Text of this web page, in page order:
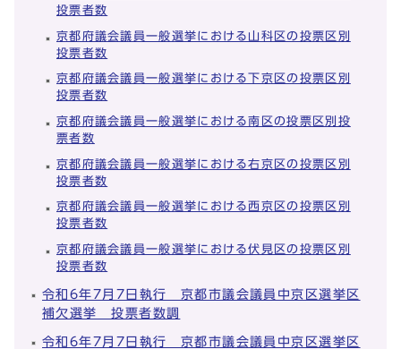
投票者数
京都府議会議員一般選挙における山科区の投票区別
投票者数
京都府議会議員一般選挙における下京区の投票区別
投票者数
京都府議会議員一般選挙における南区の投票区別投
票者数
京都府議会議員一般選挙における右京区の投票区別
投票者数
京都府議会議員一般選挙における西京区の投票区別
投票者数
京都府議会議員一般選挙における伏見区の投票区別
投票者数
令和6年7月7日執行 京都市議会議員中京区選挙区
補欠選挙 投票者数調
令和6年7月7日執行 京都市議会議員中京区選挙区